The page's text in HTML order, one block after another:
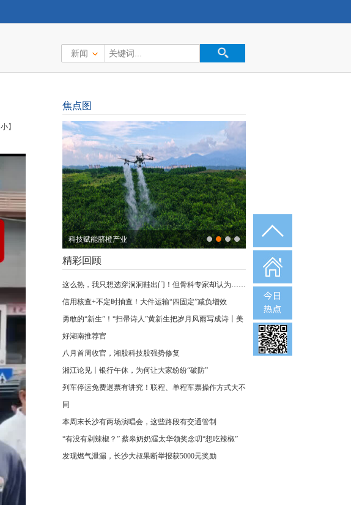
新闻
小】
焦点图
科技赋能脐橙产业
精彩回顾
这么热，我只想选穿洞洞鞋出门！但骨科专家却认为……
信用核查+不定时抽查！大件运输“四固定”减负增效
勇敢的“新生”！“扫帚诗人”黄新生把岁月风雨写成诗丨美
好湖南推荐官
八月首周收官，湘股科技股强势修复
湘江论见丨银行午休，为何让大家纷纷“破防”
列车停运免费退票有讲究！联程、单程车票操作方式大不
同
本周末长沙有两场演唱会，这些路段有交通管制
“有没有剁辣椒？” 蔡皋奶奶渥太华领奖念叨“想吃辣椒”
发现燃气泄漏，长沙大叔果断举报获5000元奖励